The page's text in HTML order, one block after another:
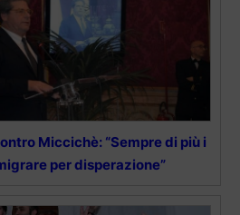
Miccichè: “Sempre di più i
per disperazione”